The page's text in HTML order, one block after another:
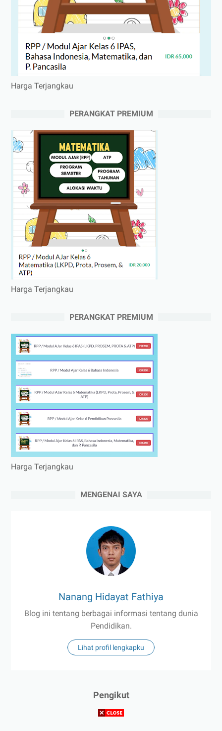
Harga Terjangkau
PERANGKAT PREMIUM
Harga Terjangkau
PERANGKAT PREMIUM
Harga Terjangkau
MENGENAI SAYA
Nanang Hidayat Fathiya
Blog ini tentang berbagai informasi tentang dunia
Pendidikan.
Lihat profil lengkapku
Pengikut